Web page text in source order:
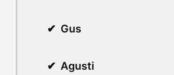
Gus
Agusti